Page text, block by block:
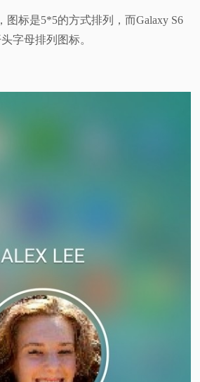
图标是5*5的方式排列，而Galaxy S6
字母排列图标。